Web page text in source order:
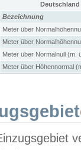
Bezeichnung
Meter über
Meter über
Meter über Normalnull (m.
Meter über Höhennormal